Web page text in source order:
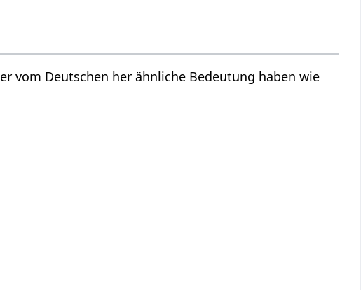
vom Deutschen her ähnliche Bedeutung haben wie